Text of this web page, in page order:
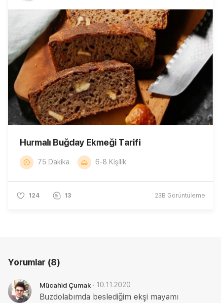
Hurmalı Buğday Ekmeği Tarifi
75 Dakika 6-8 Kişilik
124 13 23B Görüntüleme
Yorumlar (8)
Mücahid Çumak · 10.11.2020
Buzdolabımda beslediğim ekşi mayamı